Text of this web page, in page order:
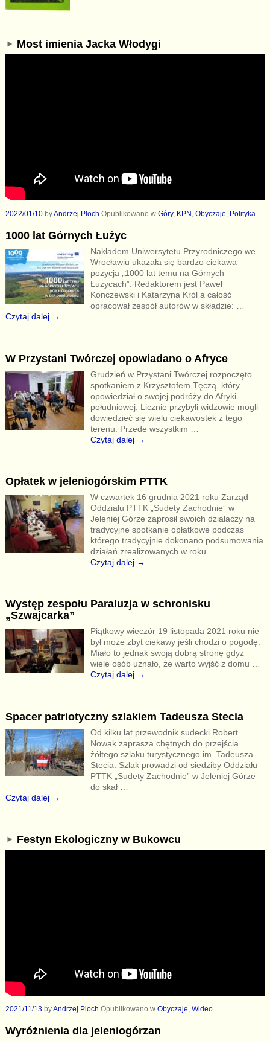
Most imienia Jacka Włodygi
2022/01/10 byAndrzej Ploch Opublikowano w Góry, KPN Obyczaje Polityka
1000 lat Górnych Łużyc
Nakładem Uniwersytetu Przyrodniczego we
Wrocławiu ukazała się bardzo ciekawa
pozycja „1000 lat temu na Górnych
Łużycach”. Redaktorem jest Paweł
Konczewski i Katarzyna Król a całość
opracował zespół autorów w składzie:
Czytaj dalej →
W Przystani Twórczej opowiadano o Afryce
Grudzień w Przystani Twórczej rozpoczęto
spotkaniem z Krzysztofem Tęczą, który
opowiedział o swojej podróży do Afryki
południowej. Licznie przybyli widzowie mogli
dowiedzieć się wielu ciekawostek z tego
terenu. Przede wszystkim
Czytaj dalej →
Opłatek w jeleniogórskim PTTK
W czwartek 16 grudnia 2021 roku Zarząd
Oddziału PTTK „Sudety Zachodnie” w
Jeleniej Górze zaprosił swoich działaczy na
tradycyjne spotkanie opłatkowe podczas
którego tradycyjnie dokonano podsumowania
działań zrealizowanych w roku
Czytaj dalej →
Występ zespołu Paraluzja w schronisku
„Szwajcarka”
Piątkowy wieczór 19 listopada 2021 roku nie
był może zbyt ciekawy jeśli chodzi o pogodę.
Miało to jednak swoją dobrą stronę gdyż
wiele osób uznało, że warto wyjść z domu …
Czytaj dalej →
Spacer patriotyczny szlakiem Tadeusza Stecia
Od kilku lat przewodnik sudecki Robert
Nowak zaprasza chętnych do przejścia
żółtego szlaku turystycznego im. Tadeusza
Stecia. Szlak prowadzi od siedziby Oddziału
PTTK „Sudety Zachodnie” w Jeleniej Górze
do skał
Czytaj dalej →
Festyn Ekologiczny w Bukowcu
2021/11/13 byAndrzej Ploch Opublikowano w Obyczaje, Wideo
Wyróżnienia dla jeleniogórzan